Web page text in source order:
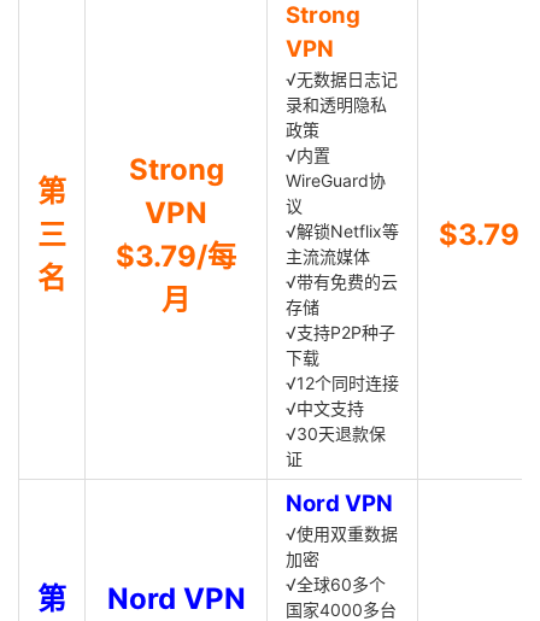
第
三
名
Strong
VPN
$3.79/每
月
Strong
VPN
√无数据日志记
录和透明隐私
政策
√内置
WireGuard协
议
√解锁Netflix等
主流流媒体
√带有免费的云
存储
√支持P2P种子
下载
√12个同时连接
√中文支持
√30天退款保
证
$3.79
第
Nord VPN
Nord VPN
√使用双重数据
加密
√全球60多个
国家4000多台